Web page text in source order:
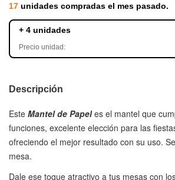
17 unidades compradas el mes pasado.
+ 4 unidades
Precio unidad:
Descripción
Este Mantel de Papel es el mantel que
funciones, excelente elección para las
ofreciendo el mejor resultado con su uso.
mesa.
Dale ese toque atractivo a tus mesas con